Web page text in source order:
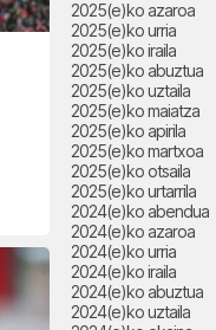
2025(e)ko azaroa
2025(e)ko urria
2025(e)ko iraila
2025(e)ko abuztua
2025(e)ko uztaila
2025(e)ko maiatza
2025(e)ko apirila
2025(e)ko martxoa
2025(e)ko otsaila
2025(e)ko urtarrila
2024(e)ko abendua
2024(e)ko azaroa
2024(e)ko urria
2024(e)ko iraila
2024(e)ko abuztua
2024(e)ko uztaila